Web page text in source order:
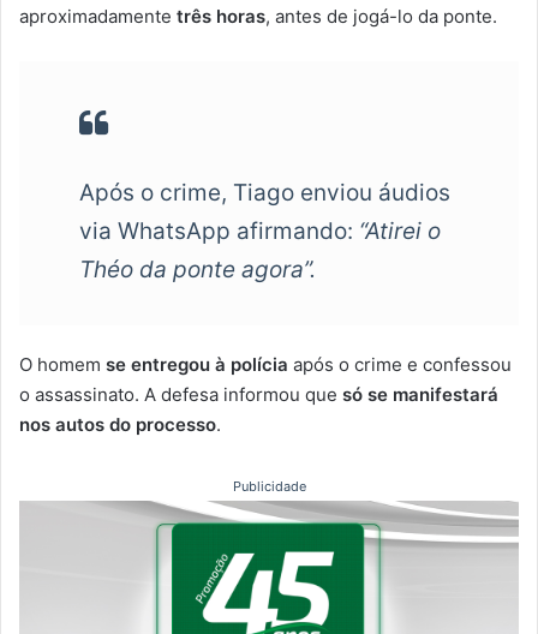
aproximadamente três horas, antes de jogá-lo da ponte.
Após o crime, Tiago enviou áudios
via WhatsApp afirmando: “Atirei o
Théo da ponte agora”.
O homem se entregou à polícia após o crime e confessou
o assassinato. A defesa informou que só se manifestará
nos autos do processo.
Publicidade